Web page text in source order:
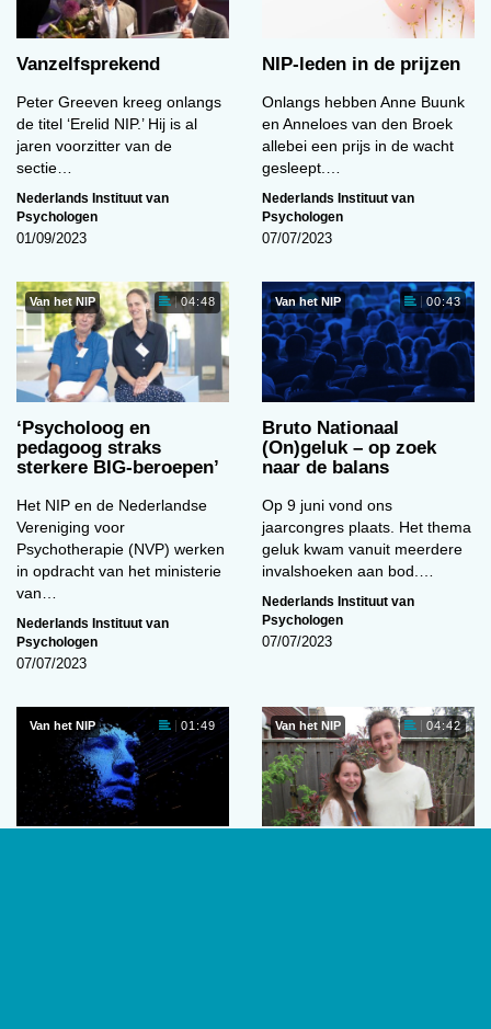
Vanzelfsprekend
Peter Greeven kreeg onlangs
de titel ‘Erelid NIP.’ Hij is al
jaren voorzitter van de
sectie…
Nederlands Instituut van
Psychologen
01/09/2023
NIP-leden in de prijzen
Onlangs hebben Anne Buunk
en Anneloes van den Broek
allebei een prijs in de wacht
gesleept.…
Nederlands Instituut van
Psychologen
07/07/2023
Van het NIP 04:48
‘Psycholoog en
pedagoog straks
sterkere BIG-beroepen’
Het NIP en de Nederlandse
Vereniging voor
Psychotherapie (NVP) werken
in opdracht van het ministerie
van…
Nederlands Instituut van
Psychologen
07/07/2023
Van het NIP 00:43
Bruto Nationaal
(On)geluk – op zoek
naar de balans
Op 9 juni vond ons
jaarcongres plaats. Het thema
geluk kwam vanuit meerdere
invalshoeken aan bod.…
Nederlands Instituut van
Psychologen
07/07/2023
Van het NIP 01:49 Van het NIP 04:42